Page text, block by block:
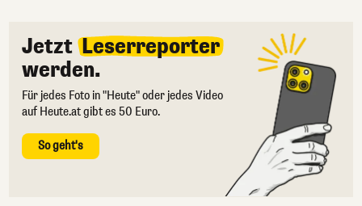
Jetzt Leserreporter
werden.
Für jedes Foto in "Heute" oder jedes Video
auf Heute.at gibt es 50 Euro.
So geht's